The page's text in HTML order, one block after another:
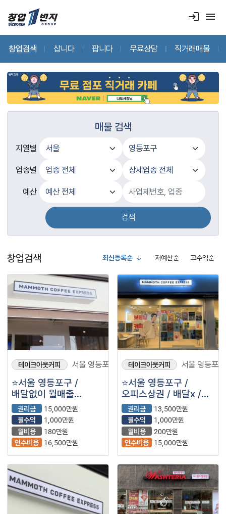
login menu
창업검색 삽니다 팝니다 무료상담 직거래매물
매물 검색
지열별
업종별
예산
검색
창업검색 최신등록순 저예산순 고수익순
테이크아웃커피 서울 영등포구
⭐️서울 영등포구 /
배달없이 월매출
3,000만원 /
영업시간짧음 / 고매출
＂매머드익스프레스＂
매머드커피⭐️
권리금
15,000만원
월수익
1,000만원
월비용
180만원
인수비용
16,500만원
테이크아웃커피 서울 영등포구
⭐️서울 영등포구 /
오피스상권 / 배달x /
워라벨좋음 / ＂
매머드익스프레스＂
매머드커피⭐️
권리금
13,500만원
월수익
1,000만원
월비용
200만원
인수비용
15,000만원